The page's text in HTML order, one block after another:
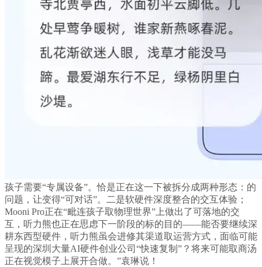
孩子需要“专属设备”。恰是正在这一下被拆分成两种形态：的
问题，让变得“可对话”。二是软硬件深度整合的交互体验；
Mooni Pro正在“毗连孩子取物理世界”上做出了可落地的交
互，听力熊也正在思虑下一阶段的标的目的——能否要继续深
耕东西型硬件，听力熊虽会进修其渠道取运营方式，面临可能
呈现的深圳大量AI硬件创业公司“快速复制”？将来可能取商汤
正在视觉模子上展开合做。”袁琳说！